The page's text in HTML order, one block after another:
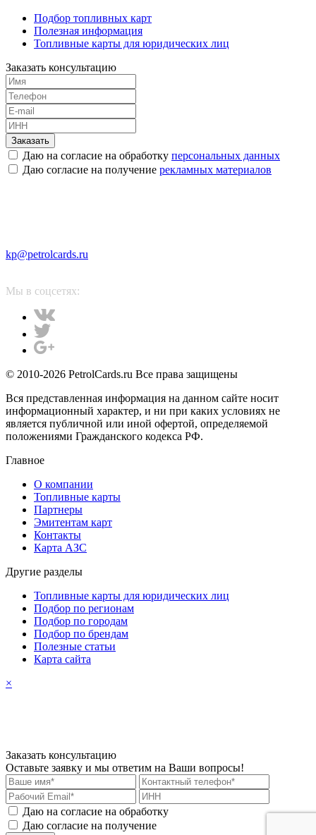
Подбор топливных карт
Полезная информация
Топливные карты для юридических лиц
Заказать консультацию
Заказать
Даю на согласие на обработку персональных данных
Даю согласие на получение рекламных материалов
kp@petrolcards.ru
Мы в соцсетях:
© 2010-2026 PetrolCards.ru Все права защищены
Вся представленная информация на данном сайте носит
информационный характер, и ни при каких условиях не
является публичной или иной офертой, определяемой
положениями Гражданского кодекса РФ.
Главное
О компании
Топливные карты
Партнеры
Эмитентам карт
Контакты
Карта АЗС
Другие разделы
Топливные карты для юридических лиц
Подбор по регионам
Подбор по городам
Подбор по брендам
Полезные статьи
Карта сайта
×
Заказать консультацию
Оставьте заявку и мы ответим на Ваши вопросы!
Даю на согласие на обработку
персональных данных
Даю согласие на получение